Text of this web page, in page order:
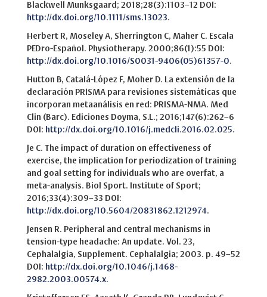
Blackwell Munksgaard; 2018;28(3):1103–12 DOI:
http://dx.doi.org/10.1111/sms.13023.
Herbert R, Moseley A, Sherrington C, Maher C. Escala
PEDro-Español. Physiotherapy. 2000;86(1):55 DOI:
http://dx.doi.org/10.1016/S0031-9406(05)61357-0.
Hutton B, Catalá-López F, Moher D. La extensión de la
declaración PRISMA para revisiones sistemáticas que
incorporan metaanálisis en red: PRISMA-NMA. Med
Clin (Barc). Ediciones Doyma, S.L.; 2016;147(6):262–6
DOI: http://dx.doi.org/10.1016/j.medcli.2016.02.025.
Je C. The impact of duration on effectiveness of
exercise, the implication for periodization of training
and goal setting for individuals who are overfat, a
meta-analysis. Biol Sport. Institute of Sport;
2016;33(4):309–33 DOI:
http://dx.doi.org/10.5604/20831862.1212974.
Jensen R. Peripheral and central mechanisms in
tension-type headache: An update. Vol. 23,
Cephalalgia, Supplement. Cephalalgia; 2003. p. 49–52
DOI: http://dx.doi.org/10.1046/j.1468-
2982.2003.00574.x.